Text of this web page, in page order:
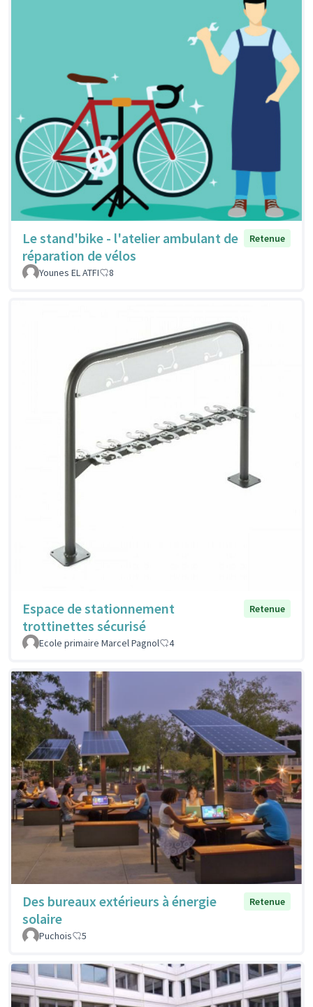
Le stand'bike - l'atelier ambulant de
réparation de vélos
Retenue
Younes EL ATFI 8
Espace de stationnement
trottinettes sécurisé
Retenue
Ecole primaire Marcel Pagnol 4
Des bureaux extérieurs à énergie
solaire
Retenue
Puchois 5